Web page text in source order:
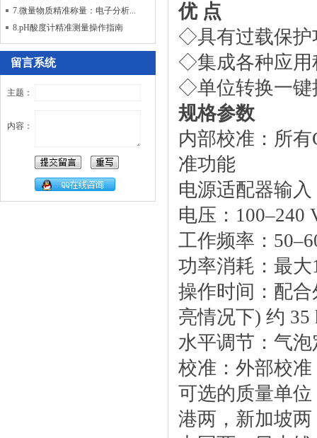
7.微量物质精准称量：电子分析...
8.pH酸度计精准测量操作指南
留言系统
主题：
内容：
优 点
◇具有过载保护
◇集成各种应用
◇单位转换一
规格参数
内部校准：所
准功能
电源适配器输
电压：100–240
工作频率：
功率消耗：最
操作时间：配
亮情况下) 约 35
水平调节：气
校准：外部校准
可选的质量单
港两，新加坡